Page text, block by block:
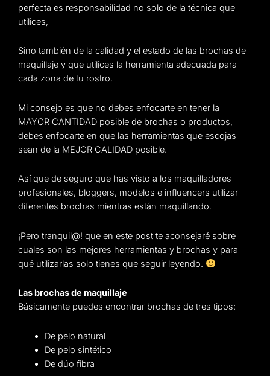
perfecta es responsabilidad no solo de la técnica que
utilices,
Sino también de la calidad y el estado de las brochas de
maquillaje y que utilices la herramienta adecuada para
cada zona de tu rostro.
Mi consejo es que no debes enfocarte en tener la
MAYOR CANTIDAD posible de brochas o productos,
debes enfocarte en que las herramientas que escojas
sean de la MEJOR CALIDAD posible.
Así que de seguro que has visto a los maquilladores
profesionales, bloggers, modelos e influencers utilizar
diferentes brochas mientras están maquillando.
¡Pero tranquil@! que en este post te aconsejaré sobre
cuales son las mejores herramientas y brochas y para
qué utilizarlas solo tienes que seguir leyendo.
Las brochas de maquillaje
Básicamente puedes encontrar brochas de tres tipos:
De pelo natural
De pelo sintético
De dúo fibra